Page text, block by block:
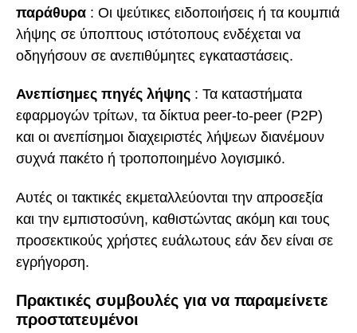
παράθυρα : Οι ψεύτικες ειδοποιήσεις ή τα κουμπιά
λήψης σε ύποπτους ιστότοπους ενδέχεται να
οδηγήσουν σε ανεπιθύμητες εγκαταστάσεις.
Ανεπίσημες πηγές λήψης : Τα καταστήματα
εφαρμογών τρίτων, τα δίκτυα peer-to-peer (P2P)
και οι ανεπίσημοι διαχειριστές λήψεων διανέμουν
συχνά πακέτο ή τροποποιημένο λογισμικό.
Αυτές οι τακτικές εκμεταλλεύονται την απροσεξία
και την εμπιστοσύνη, καθιστώντας ακόμη και τους
προσεκτικούς χρήστες ευάλωτους εάν δεν είναι σε
εγρήγορση.
Πρακτικές συμβουλές για να παραμείνετε
προστατευμένοι